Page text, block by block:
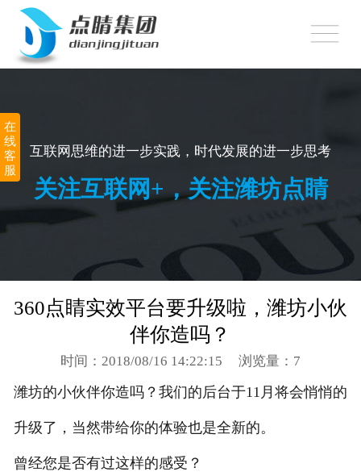
小程序制作
APP定制开发
新闻中心
关于点睛
互联网思维的进一步实践，时代发展的进一步思考
关注互联网+，关注潍坊点睛
360点睛实效平台要升级啦，潍坊小伙
伴你造吗？
时间：2018/08/16 14:22:15 浏览量：7
潍坊的小伙伴你造吗？我们的后台于11月将会悄悄的
升级了，当然带给你的体验也是全新的。
曾经您是否有过这样的感受？
在
线
客
服